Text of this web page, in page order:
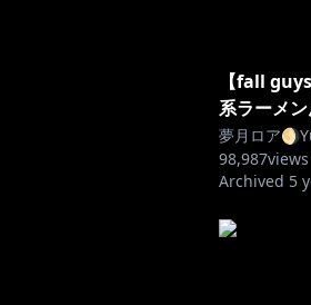
【fall
系ラーメン
夢月ロア
98,987views
Archived 5